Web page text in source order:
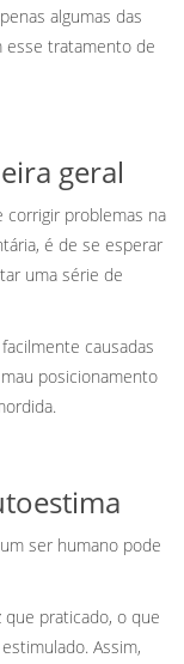
algumas das
esse tratamento de
geral
problemas na
é de se esperar
uma série de
causadas
posicionamento
ser humano pode
praticado, o que
Assim,